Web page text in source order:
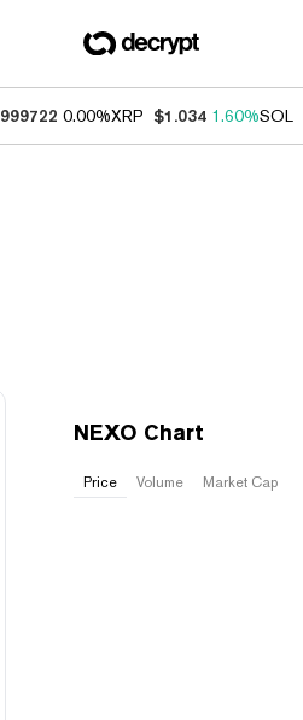
0.00%XRP $1.034 1.60%SOL
NEXO Chart
Price Volume Market Cap